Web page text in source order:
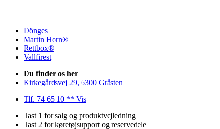
Dönges
Martin Horn®
Rettbox®
Vallfirest
Du finder os her
Kirkegårdsvej 29, 6300 Gråsten
Tlf. 74 65 10 ** Vis
Tast 1 for salg og produktvejledning
Tast 2 for køretøjsupport og reservedele